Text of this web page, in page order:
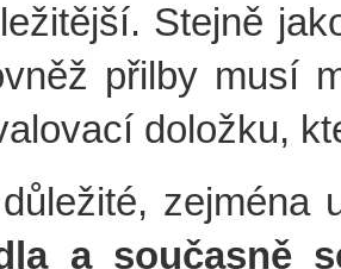
Stejně
přilby musí
doložku,
zejména
a současně